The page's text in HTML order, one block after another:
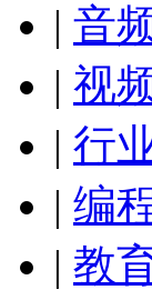
| 音
| 视
| 行
| 编
| 教